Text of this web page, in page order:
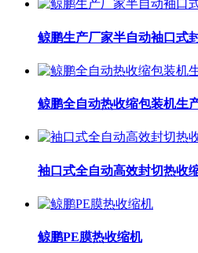
鲸鹏生产厂家半自动袖口式
鲸鹏全自动热收缩包装机生
袖口式全自动高效封切热收
鲸鹏PE膜热收缩机